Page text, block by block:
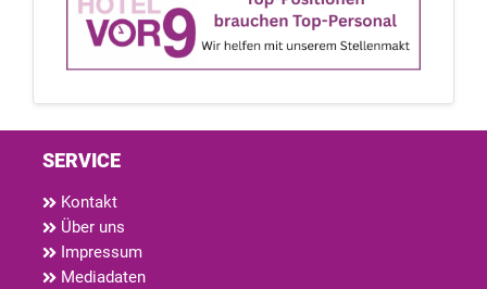
SERVICE
Kontakt
Über uns
Impressum
Mediadaten